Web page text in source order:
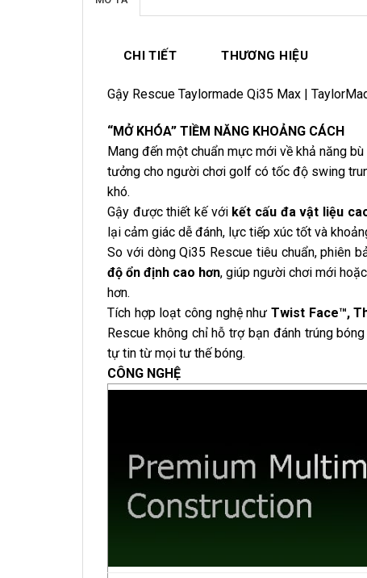
CHI TIẾT THƯƠNG HIỆU
Gậy Rescue Taylormade Qi35 Max |
“MỞ KHÓA” TIỀM NĂNG KHOẢNG CÁCH
Mang đến một chuẩn mực mới về khả năng
tưởng cho người chơi golf có tốc độ swing
khó.
Gậy được thiết kế với kết cấu đa vật liệu
lại cảm giác dễ đánh, lực tiếp xúc tốt và
So với dòng Qi35 Rescue tiêu chuẩn, phiên
độ ổn định cao hơn, giúp người chơi mới
hơn.
Tích hợp loạt công nghệ như Twist Face™,
Rescue không chỉ hỗ trợ bạn đánh trúng
tự tin từ mọi tư thế bóng.
CÔNG NGHỆ